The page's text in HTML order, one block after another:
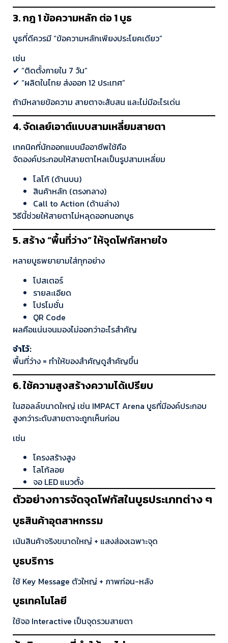
3. กฎ 1 ข้อความหลัก ต่อ 1 บูธ
บูธที่ดีควรมี “ข้อความหลักเพียงประโยคเดียว”
เช่น
✔ “ติดตั้งภายใน 7 วัน”
✔ “ผลิตในไทย ส่งออก 12 ประเทศ”
ถ้ามีหลายข้อความ สายตาจะสับสน และไม่มีอะไรเด่น
4. จัดเลย์เอาต์แบบสามเหลี่ยมสายตา
เทคนิคที่นักออกแบบมืออาชีพใช้คือ
จัดองค์ประกอบให้สายตาไหลเป็นรูปสามเหลี่ยม
โลโก้ (ด้านบน)
สินค้าหลัก (ตรงกลาง)
Call to Action (ด้านล่าง)
วิธีนี้ช่วยให้สายตาไม่หลุดออกนอกบูธ
5. สร้าง “พื้นที่ว่าง” ให้จุดโฟกัสหายใจ
หลายบูธพยายามใส่ทุกอย่าง
โปสเตอร์
รายละเอียด
โปรโมชั่น
QR Code
ผลคือแน่นจนมองไม่ออกว่าอะไรสำคัญ
จำไว้:
พื้นที่ว่าง = ทำให้ของสำคัญดูสำคัญขึ้น
6. ใช้ความสูงสร้างความได้เปรียบ
ในฮอลล์ขนาดใหญ่ เช่น IMPACT Arena บูธที่มีองค์ประกอบ
สูงกว่าระดับสายตาจะถูกเห็นก่อน
เช่น
โครงสร้างสูง
โลโก้ลอย
จอ LED แนวตั้ง
ตัวอย่างการจัดจุดโฟกัสในบูธประเภทต่าง ๆ
บูธสินค้าอุตสาหกรรม
เน้นสินค้าจริงขนาดใหญ่ + แสงส่องเฉพาะจุด
บูธบริการ
ใช้ Key Message ตัวใหญ่ + ภาพก่อน-หลัง
บูธเทคโนโลยี
ใช้จอ Interactive เป็นจุดรวมสายตา